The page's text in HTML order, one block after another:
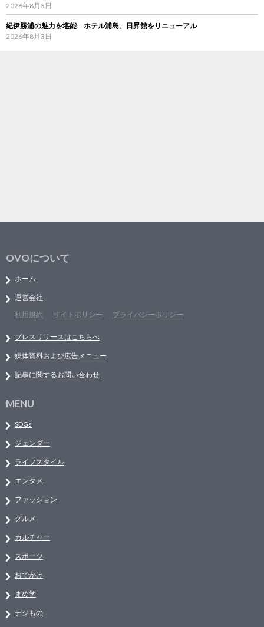
2026年8月3日
紀伊勝浦の魅力を堪能 ホテル浦島、日昇館をリニューアル
2026年8月3日
OVOについて
ホーム
運営会社
利用規約
サイトポリシー プライバシーポリシー
プレスリリースはこちらへ
媒体資料および広告メニュー
記事に関するお問い合わせ
MENU
SDGs
ジェンダー
ライフスタイル
エンタメ
ファッション
グルメ
カルチャー
スポーツ
おでかけ
まめ学
デジもの